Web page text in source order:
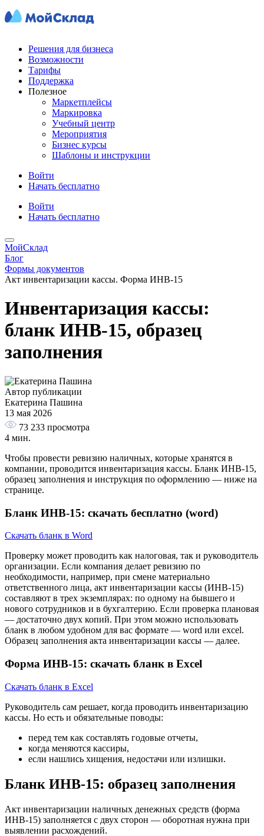
Решения для бизнеса
Возможности
Тарифы
Поддержка
Полезное
Маркетплейсы
Маркировка
Учебный центр
Мероприятия
Бизнес курсы
Шаблоны и инструкции
Войти
Начать бесплатно
Войти
Начать бесплатно
МойСклад
Блог
Формы документов
Акт инвентаризации кассы. Форма ИНВ-15
Инвентаризация кассы:
бланк ИНВ-15, образец
заполнения
Автор публикации
Екатерина Пашина
13 мая 2026
73 233 просмотра
4 мин.
Чтобы провести ревизию наличных, которые хранятся в
компании, проводится инвентаризация кассы. Бланк ИНВ-15,
образец заполнения и инструкция по оформлению — ниже на
странице.
Бланк ИНВ-15: скачать бесплатно (word)
Скачать бланк в Word
Проверку может проводить как налоговая, так и руководитель
организации. Если компания делает ревизию по
необходимости, например, при смене материально
ответственного лица, акт инвентаризации кассы (ИНВ-15)
составляют в трех экземплярах: по одному на бывшего и
нового сотрудников и в бухгалтерию. Если проверка плановая
— достаточно двух копий. При этом можно использовать
бланк в любом удобном для вас формате — word или excel.
Образец заполнения акта инвентаризации кассы — далее.
Форма ИНВ-15: скачать бланк в Excel
Скачать бланк в Excel
Руководитель сам решает, когда проводить инвентаризацию
кассы. Но есть и обязательные поводы:
перед тем как составлять годовые отчеты,
когда меняются кассиры,
если нашлись хищения, недостачи или излишки.
Бланк ИНВ-15: образец заполнения
Акт инвентаризации наличных денежных средств (форма
ИНВ-15) заполняется с двух сторон — оборотная нужна при
выявлении расхождений.